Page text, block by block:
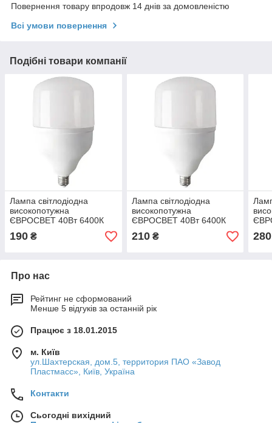
Повернення товару впродовж 14 днів за домовленістю
Всі умови повернення
Подібні товари компанії
Лампа світлодіодна
високопотужна
ЄВРОСВЕТ 40Вт 6400К
(VIS-40-E27)
190 ₴
Лампа світлодіодна
високопотужна
ЄВРОСВЕТ 40Вт 6400К
(VIS-40-E40)
210₴ 280
Про нас
Рейтинг не сформований
Менше 5 відгуків за останній рік
Працює з 18.01.2015
м. Київ
ул.Шахтерская, дом.5, территория ПАО «Завод
Пластмасс», Київ, Україна
Контакти
Сьогодні вихідний